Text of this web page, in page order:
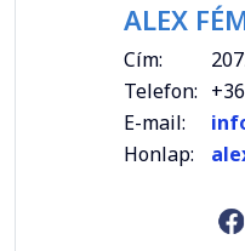
ALEX
Cím:
Telefon:
E-mail:
Honlap: